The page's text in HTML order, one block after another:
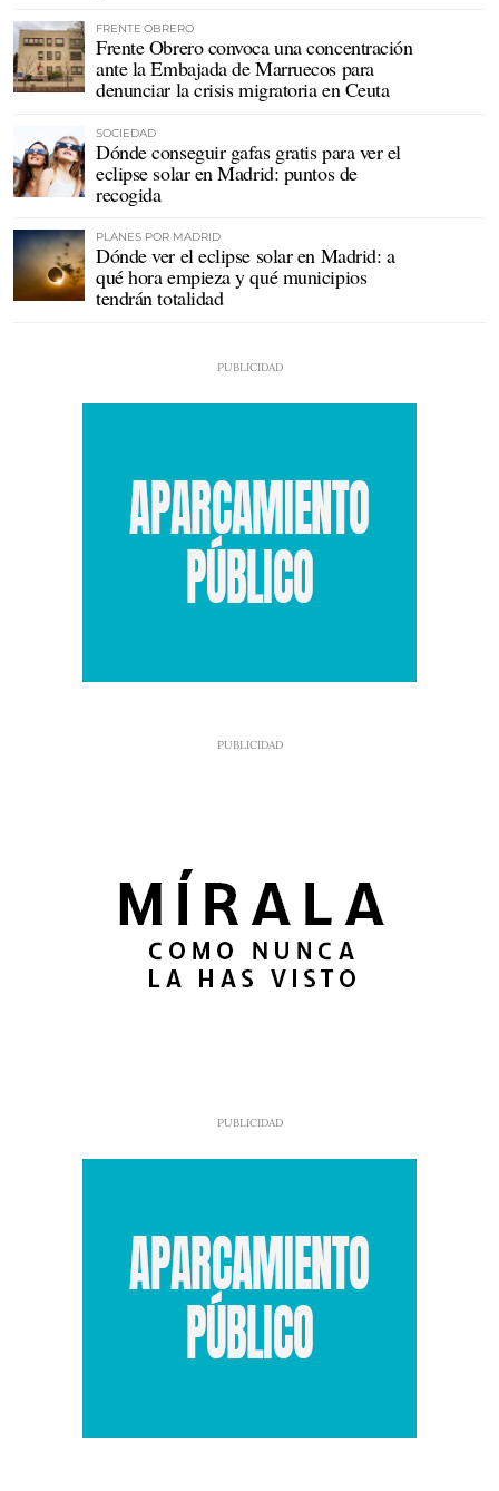
FRENTE OBRERO
Frente Obrero convoca una concentración
ante la Embajada de Marruecos para
denunciar la crisis migratoria en Ceuta
SOCIEDAD
Dónde conseguir gafas gratis para ver el
eclipse solar en Madrid: puntos de
recogida
PLANES POR MADRID
Dónde ver el eclipse solar en Madrid: a
qué hora empieza y qué municipios
tendrán totalidad